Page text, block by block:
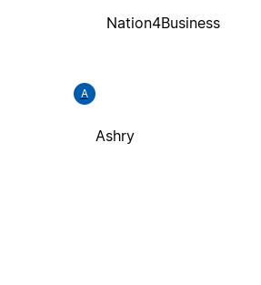
Nation4Business
A
Ashry